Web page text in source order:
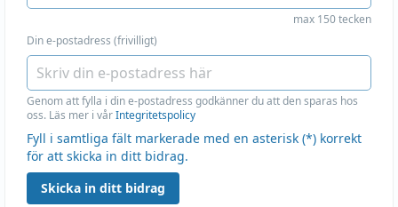
max 150 tecken
Din e-postadress (frivilligt)
Genom att fylla i din e-postadress godkänner du att den sparas hos
oss. Läs mer i vårIntegritetspolicy
Fyll i samtliga fält markerade med en asterisk (*) korrekt
för att skicka in ditt bidrag.
Skicka in ditt bidrag